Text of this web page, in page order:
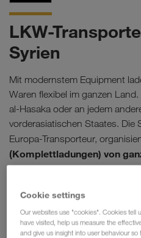
LKW-
Syrien
Mit modernstem Equipment
Waren flexibel im ganzen
al-Hasaka oder an jedem
vorderasiatischen Staates. Die
Europa-Transporteur,
(Komplettladungen) von
Europasund retour. Vertrauen
Tranportkontrolle
Muttersprache immer auf
Cookie settings
Our websites use "cookies". Cookies tell
have visited, help us measure the
and give us insight into user behaviour